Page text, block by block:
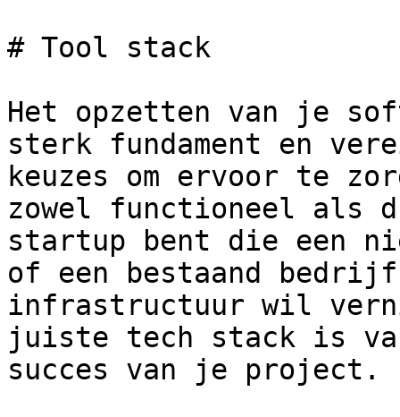
# Tool stack
Het opzetten van je
sterk fundament en
keuzes om ervoor te
zowel functioneel als
startup bent die een
of een bestaand
infrastructuur wil
juiste tech stack is
succes van je project.